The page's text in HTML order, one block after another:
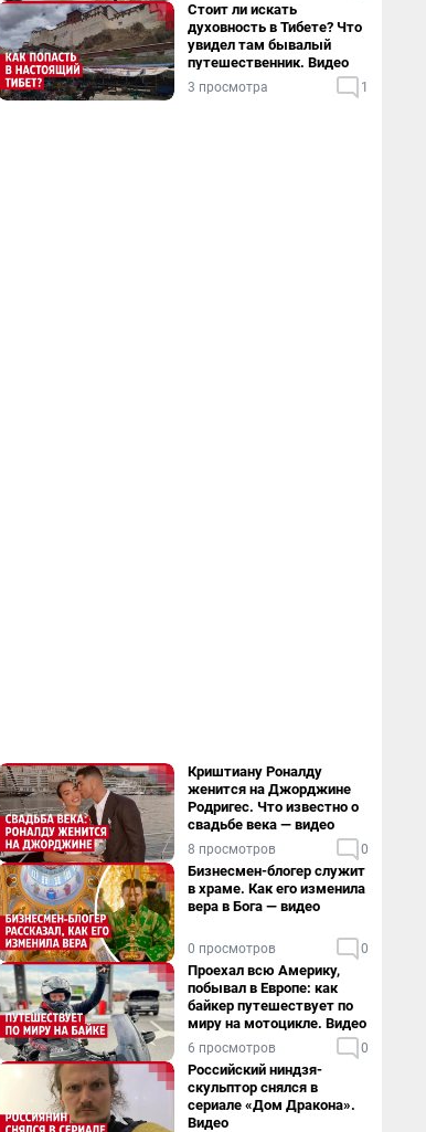
Стоит ли искать
духовность в Тибете? Что
увидел там бывалый
путешественник. Видео
3 просмотра 1
Криштиану Роналду
женится на Джорджине
Родригес. Что известно о
свадьбе века — видео
8 просмотров 0
Бизнесмен-блогер служит
в храме. Как его изменила
вера в Бога — видео
0 просмотров 0
Проехал всю Америку,
побывал в Европе: как
байкер путешествует по
миру на мотоцикле. Видео
6 просмотров 0
Российский ниндзя-
скульптор снялся в
сериале «Дом Дракона».
Видео